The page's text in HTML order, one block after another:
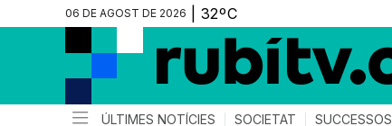
06 DE AGOST DE 2026
ÚLTIMES NOTÍCIES SOCIETAT SUCCESSOS